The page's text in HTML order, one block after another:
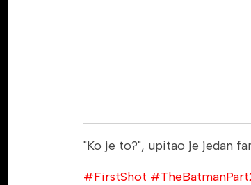
"Ko je to?", upitao je jedan
#FirstShot